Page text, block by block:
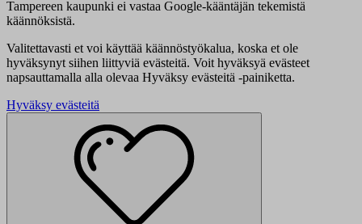
Tampereen kaupunki ei vastaa Google-kääntäjän tekemistä
käännöksistä.
Valitettavasti et voi käyttää käännöstyökalua, koska et ole
hyväksynyt siihen liittyviä evästeitä. Voit hyväksyä evästeet
napsauttamalla alla olevaa Hyväksy evästeitä -painiketta.
Hyväksy evästeitä